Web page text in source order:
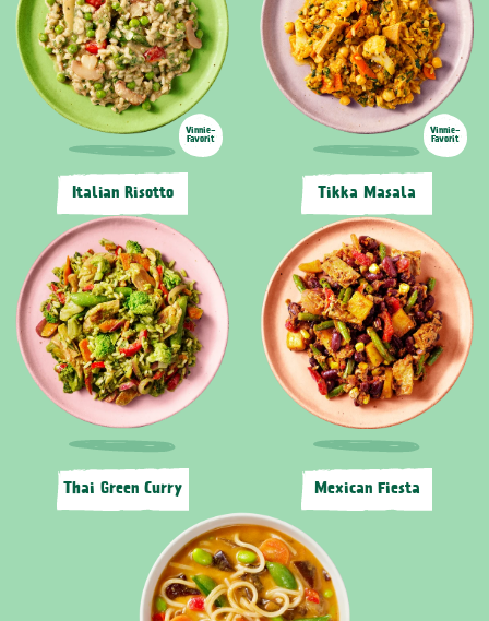
Italian Risotto
Vinnie-
Favorit
Tikka Masala
Vinnie-
Favorit
Thai Green Curry Mexican Fiesta